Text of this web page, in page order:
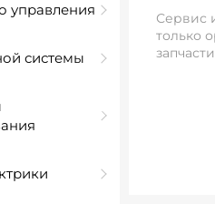
управления
системы
Сервис
только
запчасти